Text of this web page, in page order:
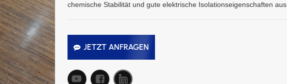
chemische Stabilität und gute elektrische Isolationseigenschaften aus.
JETZT ANFRAGEN